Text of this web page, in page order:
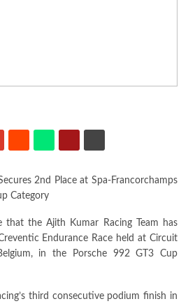
2nd Place at Spa-Francorchamps
Category
that the Ajith Kumar Racing Team has
Endurance Race held at Circuit
in the Porsche 992 GT3 Cup
third consecutive podium finish in